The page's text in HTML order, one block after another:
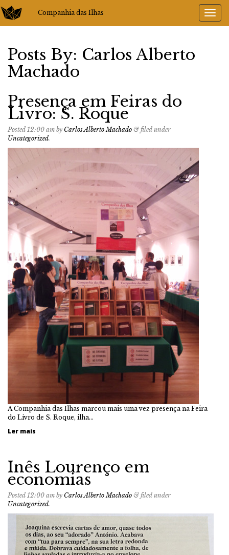
Companhia das Ilhas
Posts By: Carlos Alberto
Machado
Presença em Feiras do
Livro: S. Roque
Posted 12:00 am by Carlos Alberto Machado & filed under
Uncategorized.
A Companhia das Ilhas marcou mais uma vez presença na Feira
do Livro de S. Roque, ilha…
Ler mais
Inês Lourenço em
economias
Posted 12:00 am by Carlos Alberto Machado & filed under
Uncategorized.